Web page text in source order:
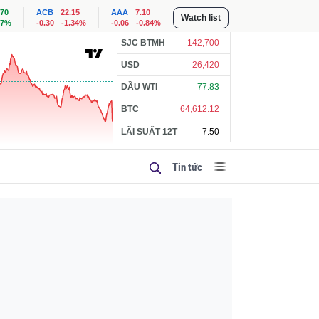
ACB
22.15
-0.30
-1.34%
AAA
7.10
-0.06
-0.84% Watch list
SJC BTMH 142,700
USD 26,420
DẦU WTI 77.83
BTC 64,612.12
LÃI SUẤT 12T 7.50
Tin tức